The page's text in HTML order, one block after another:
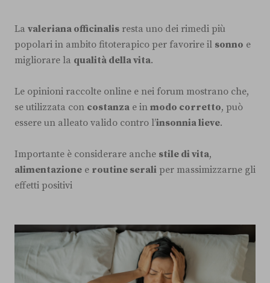
La valeriana officinalis resta uno dei rimedi più
popolari in ambito fitoterapico per favorire il sonno e
migliorare la qualità della vita.
Le opinioni raccolte online e nei forum mostrano che,
se utilizzata con costanza e in modo corretto, può
essere un alleato valido contro l’insonnia lieve.
Importante è considerare anche stile di vita,
alimentazione e routine serali per massimizzarne gli
effetti positivi